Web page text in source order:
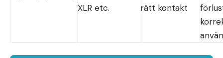
XLR etc.
rätt kontakt